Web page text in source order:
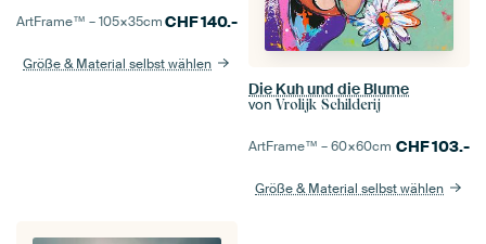
ArtFrame™ –105×35cmCHF140.-
Größe & Material selbst wählen
Die Kuh und die Blume
von Vrolijk Schilderij
ArtFrame™ –60×60cm CHF103.-
Größe & Material selbst wählen